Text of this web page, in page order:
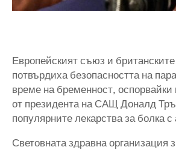
Европейският съюз и
потвърдиха безопасността на
време на бременност,
от президента на САЩ Доналд
популярните лекарства за болка
Световната здравна организация